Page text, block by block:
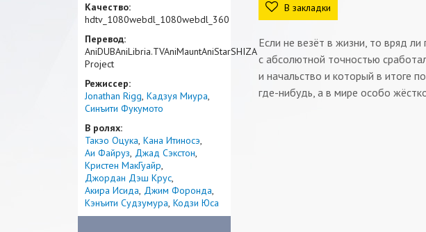
В закладки
Если не везёт в жизни, то вряд
с абсолютной точностью
и начальство и который в итоге
где-нибудь, а в мире особо
Качество:
hdtv_1080webdl_1080webdl_360
Перевод:
AniDUBAniLibria.TVAniMauntAniStarSHIZA
Project
Режиссер:
Jonathan Rigg Кадзуя Миура
Синъити Фукумото
В ролях:
Такэо Оцука Кана Итиносэ
Аи Файруз Джад Сэкстон
Кристен МакГуайр
Джордан Дэш Крус
Акира Исида Джим Форонда
Кэнъити Судзумура Кодзи Юса